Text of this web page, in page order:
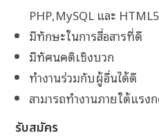
PHP,MySQL และ HTML5
มีทักษะในการสื่อสารที่ดี
มีทัศนคติเชิงบวก
ทำงานร่วมกับผู้อื่นได้ดี
สามารถทำงานภายใต้แรง
รับสมัคร